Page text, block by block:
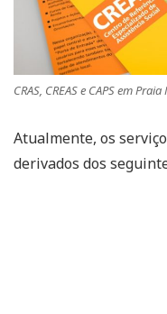
CRAS, CREAS e CAPS em
Atualmente, os
derivados dos